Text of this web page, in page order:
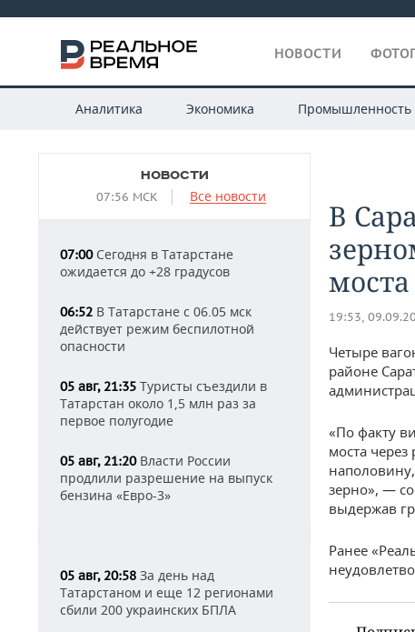
НОВОСТИ
Аналитика Экономика Промышленность
НОВОСТИ
07:56 МСК Все новости
07:00Сегодня в Татарстане
ожидается до +28 градусов
06:52 В Татарстане с 06.05 мск
действует режим беспилотной
опасности
05 авг, 21:35 Туристы съездили в
Татарстан около 1,5 млн раз за
первое полугодие
05 авг, 21:20Власти России
продлили разрешение на выпуск
бензина «Евро-3»
05 авг, 20:58 За день над
Татарстаном и еще 12 регионами
сбили 200 украинских БПЛА
В
моста
19:53,
Четыре
районе
«По факту
моста
зерно», —
выдержав
Ранее